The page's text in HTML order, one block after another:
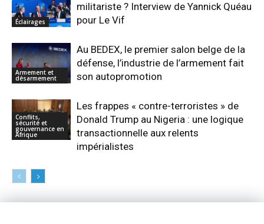
Éclairages
militariste ? Interview de Yannick Quéau
pour Le Vif
Armement et
désarmement
Au BEDEX, le premier salon belge de la
défense, l’industrie de l’armement fait
son autopromotion
Conflits,
sécurité et
gouvernance en
Afrique
Les frappes « contre-terroristes » de
Donald Trump au Nigeria : une logique
transactionnelle aux relents
impérialistes